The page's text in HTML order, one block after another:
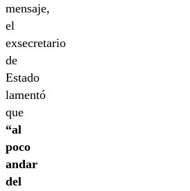
mensaje,
el
exsecretario
de
Estado
lamentó
que
“al
poco
andar
del